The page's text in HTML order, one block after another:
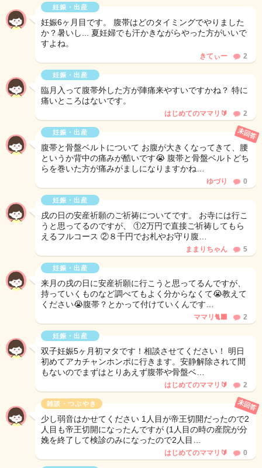
妊娠・出産
妊娠6ヶ月目です。 腹帯はどのタイミングでやりました
か？暑いし... 夏妊婦でも汗かきながらやった方がいいで
すよね。
きてぃー 2
妊娠・出産
臨月入って腹帯外した方が陣痛来やすいですかね？ 特に
痛いところはないです。
はじめてのママリ🔰 2
妊娠・出産
腹帯と骨盤ベルトについて お腹が大きくなってきて、腰
というか背中の痛みが酷いです😭 腹帯と骨盤ベルトどち
らを巻いた方が痛みがましになりますかね…
未回答
ゆづり 0
妊娠・出産
戌の日の安産祈願のご祈祷についてです。 お寺には行こ
うと思ってるのですが、 ①2万円で直接ご祈祷してもら
えるフルコース ②８千円でお札やお守り腹…
ままりちゃん 5
妊娠・出産
来月の戌の日に安産祈願に行こうと思ってるんですが、
持っていくものなど調べてもよく分からなくて😭教えて
ください😭腹帯？とかって付けていくんです…
ママリ🐈‍⬛ 2
妊娠・出産
双子妊娠5ヶ月初マタです！相談させてください！ 明日
初めてアカチャンホンポに行きます。安静解除されて間
もないのでまずはとりあえず腹帯や骨盤ベ…
はじめてのママリ🔰 2
雑談・つぶやき
少し弱音はかせてください 1人目が帝王切開だったので2
人目も帝王切開になったんですが (1人目の時の産院が分
娩を終了して検診のみになったので2人目…
未回答
はじめてのママリ🔰 0